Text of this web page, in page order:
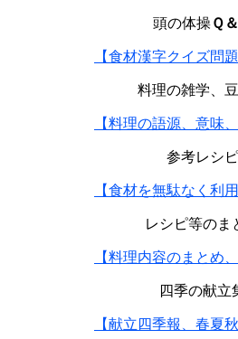
頭の体操Ｑ
【食材漢字クイズ問
料理の雑学、
【料理の語源、意味
参考レシピ
【食材を無駄なく利
レシピ等のま
【料理内容のまとめ
四季の献立
【献立四季報、春夏